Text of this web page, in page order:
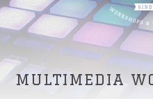
MULTIMEDIA